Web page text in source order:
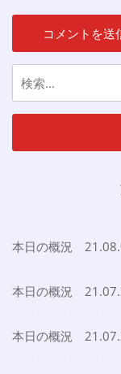
索:
本日の概況
本日の概況
本日の概況